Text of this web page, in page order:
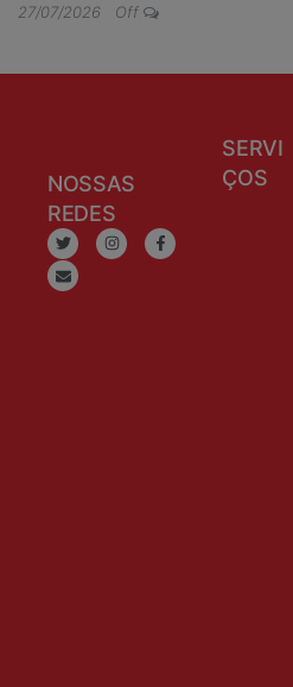
27/07/2026 Off
NOSSAS
REDES
SERVI
ÇOS